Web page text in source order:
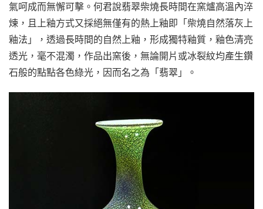
氣呵成而無懈可擊。何君說翡翠柴燒長時間在窯爐高溫內淬
煉，且上釉方式又採絕無僅有的熱上釉即「柴燒自然落灰上
釉法」，透過長時間的自然上釉，形成獨特釉質，釉色清亮
透光，毫不混濁，作品出窯後，無論開片或冰裂紋均產生鑽
石般的點點各色綠光，因而名之為「翡翠」。